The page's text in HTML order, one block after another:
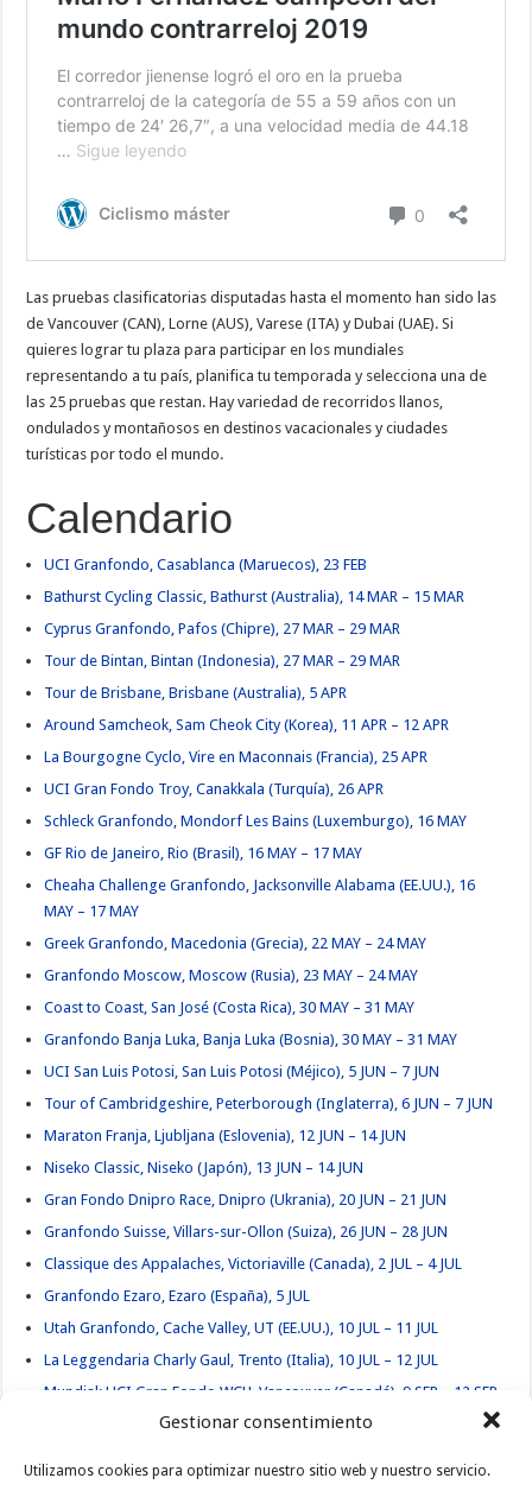
Gestionar consentimiento
Utilizamos cookies para optimizar nuestro sitio web y nuestro servicio.
Las pruebas clasificatorias disputadas hasta el momento han sido las
de Vancouver (CAN), Lorne (AUS), Varese (ITA) y Dubai (UAE). Si
quieres lograr tu plaza para participar en los mundiales
representando a tu país, planifica tu temporada y selecciona una de
las 25 pruebas que restan. Hay variedad de recorridos llanos,
ondulados y montañosos en destinos vacacionales y ciudades
turísticas por todo el mundo.
Calendario
UCI Granfondo, Casablanca (Maruecos), 23 FEB
Bathurst Cycling Classic, Bathurst (Australia), 14 MAR – 15 MAR
Cyprus Granfondo, Pafos (Chipre), 27 MAR – 29 MAR
Tour de Bintan, Bintan (Indonesia), 27 MAR – 29 MAR
Tour de Brisbane, Brisbane (Australia), 5 APR
Around Samcheok, Sam Cheok City (Korea), 11 APR – 12 APR
La Bourgogne Cyclo, Vire en Maconnais (Francia), 25 APR
UCI Gran Fondo Troy, Canakkala (Turquía), 26 APR
Schleck Granfondo, Mondorf Les Bains (Luxemburgo), 16 MAY
GF Rio de Janeiro, Rio (Brasil), 16 MAY – 17 MAY
Cheaha Challenge Granfondo, Jacksonville Alabama (EE.UU.), 16
MAY – 17 MAY
Greek Granfondo, Macedonia (Grecia), 22 MAY – 24 MAY
Granfondo Moscow, Moscow (Rusia), 23 MAY – 24 MAY
Coast to Coast, San José (Costa Rica), 30 MAY – 31 MAY
Granfondo Banja Luka, Banja Luka (Bosnia), 30 MAY – 31 MAY
UCI San Luis Potosi, San Luis Potosi (Méjico), 5 JUN – 7 JUN
Tour of Cambridgeshire, Peterborough (Inglaterra), 6 JUN – 7 JUN
Maraton Franja, Ljubljana (Eslovenia), 12 JUN – 14 JUN
Niseko Classic, Niseko (Japón), 13 JUN – 14 JUN
Gran Fondo Dnipro Race, Dnipro (Ukrania), 20 JUN – 21 JUN
Granfondo Suisse, Villars-sur-Ollon (Suiza), 26 JUN – 28 JUN
Classique des Appalaches, Victoriaville (Canada), 2 JUL – 4 JUL
Granfondo Ezaro, Ezaro (España), 5 JUL
Utah Granfondo, Cache Valley, UT (EE.UU.), 10 JUL – 11 JUL
La Leggendaria Charly Gaul, Trento (Italia), 10 JUL – 12 JUL
Mundial: UCI Gran Fondo WCH, Vancouver (Canadá), 9 SEP – 12 SEP
Etiquetas UWCT